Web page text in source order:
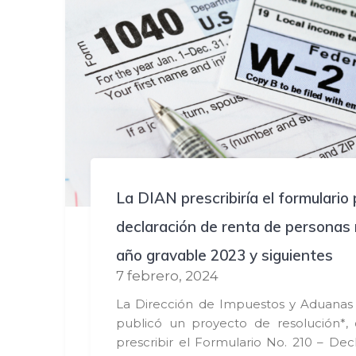
La DIAN prescribiría el formulario
declaración de renta de personas
año gravable 2023 y siguientes
7 febrero, 2024
La Dirección de Impuestos y
publicó un proyecto de resolución*,
prescribir el Formulario No. 210 –